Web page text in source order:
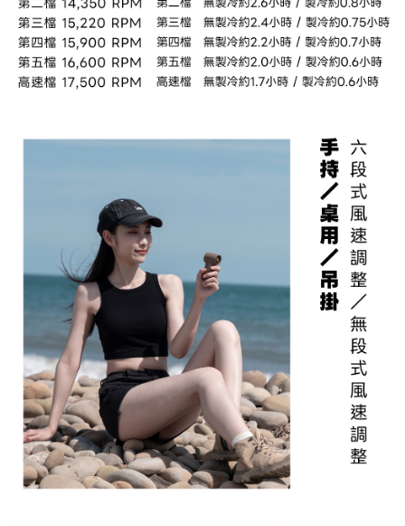
５．嚴禁一人註冊多個帳號或使用他人資訊註冊。若發現惡意使用之情形，
恩沛科技股份有限公司將有權停止該用戶之使用額度並採取法律行動。